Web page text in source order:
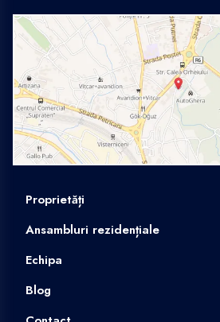
Proprietăți
Ansambluri rezidențiale
Echipa
Blog